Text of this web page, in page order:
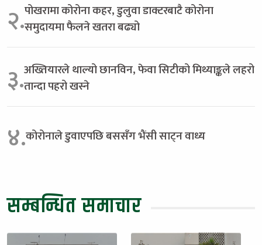
२.पोखरामा कोरोना कहर, डुलुवा डाक्टरबाटै कोरोना
समुदायमा फैलने खतरा बढ्यो
३.अख्तियारले थाल्यो छानविन, फेवा सिटीको मिथ्याङ्कले लहरो
तान्दा पहरो खस्ने
४.कोरोनाले डुवाएपछि बससँग भैंसी साट्न वाध्य
सम्बन्धित समाचार